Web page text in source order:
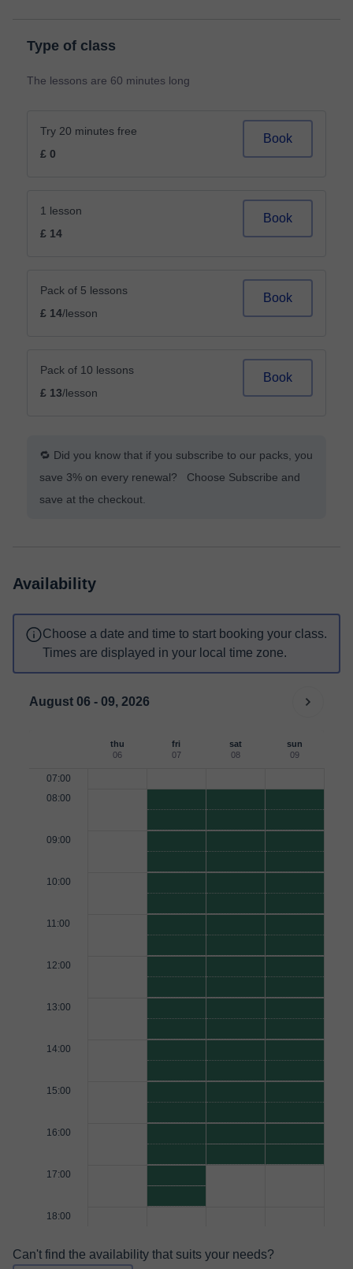
Type of class
The lessons are 60 minutes long
Try 20 minutes free
£ 0
Book
1 lesson
£ 14
Book
Pack of 5 lessons
£ 14/lesson
Book
Pack of 10 lessons
£ 13/lesson
Book
🔁 Did you know that if you subscribe to our packs, you
save 3% on every renewal? Choose Subscribe and
save at the checkout.
Availability
Choose a date and time to start booking your class.
Times are displayed in your local time zone.
August 06 - 09, 2026
thu
06
fri
07
sat
08
sun
09
07:00
08:00
09:00
10:00
11:00
12:00
13:00
14:00
15:00
16:00
17:00
18:00
Can't find the availability that suits your needs?